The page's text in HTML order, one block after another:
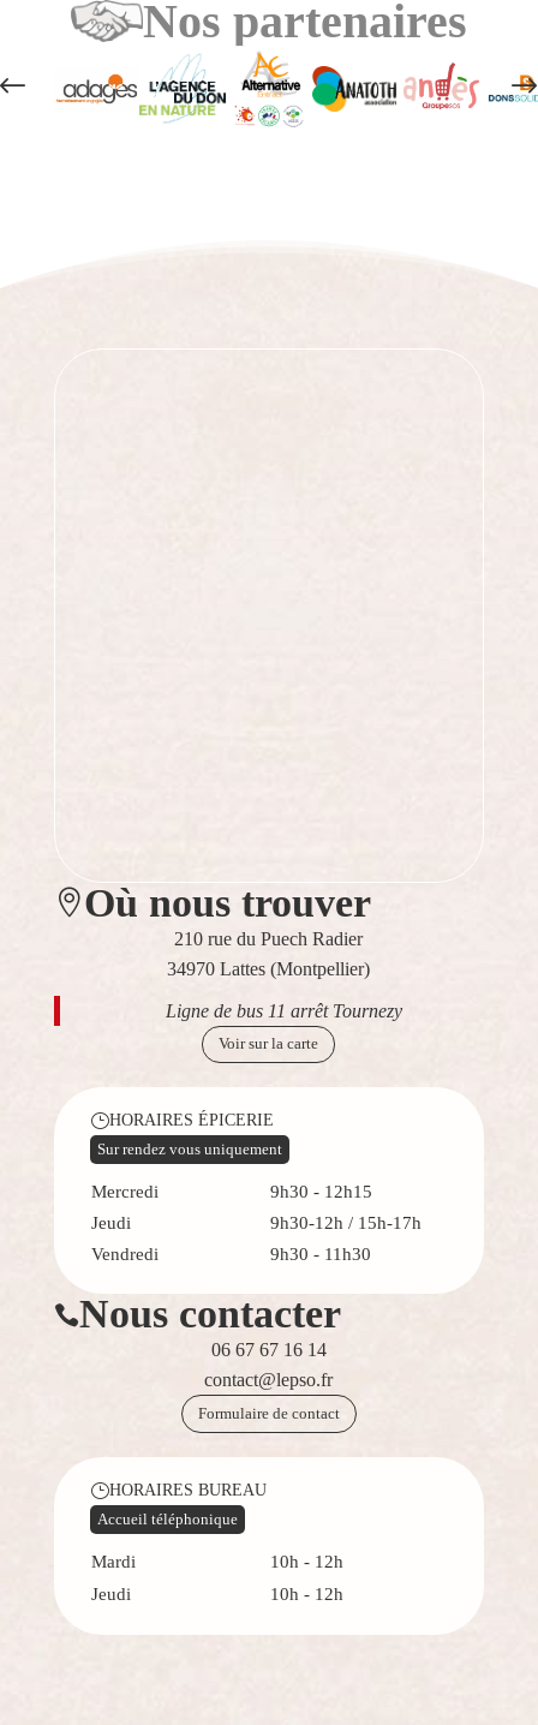
Nos partenaires
Où nous trouver
210 rue du Puech Radier
34970 Lattes (Montpellier)
Ligne de bus 11 arrêt Tournezy
Voir sur la carte
}HORAIRES ÉPICERIE
Sur rendez vous uniquement
Mercredi
9h30 - 12h15
Jeudi
9h30-12h / 15h-17h
Vendredi
9h30 - 11h30
Nous contacter
06 67 67 16 14
contact@lepso.fr
Formulaire de contact
}HORAIRES BUREAU
Accueil téléphonique
Mardi
10h - 12h
Jeudi
10h - 12h